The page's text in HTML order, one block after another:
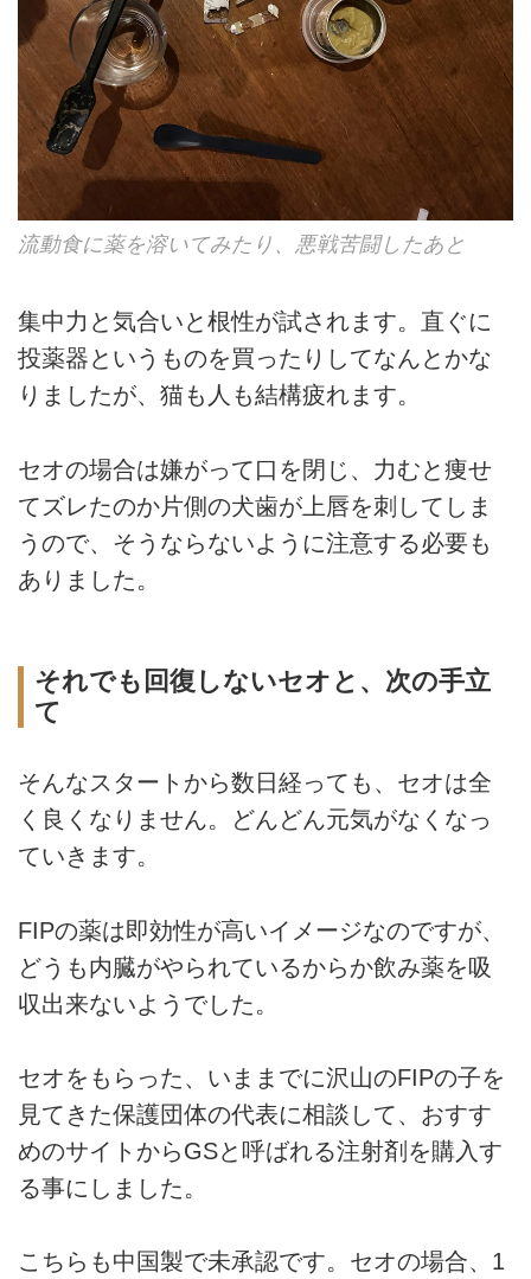
流動食に薬を溶いてみたり、悪戦苦闘したあと
集中力と気合いと根性が試されます。直ぐに
投薬器というものを買ったりしてなんとかな
りましたが、猫も人も結構疲れます。
セオの場合は嫌がって口を閉じ、力むと痩せ
てズレたのか片側の犬歯が上唇を刺してしま
うので、そうならないように注意する必要も
ありました。
それでも回復しないセオと、次の手立
て
そんなスタートから数日経っても、セオは全
く良くなりません。どんどん元気がなくなっ
ていきます。
FIPの薬は即効性が高いイメージなのですが、
どうも内臓がやられているからか飲み薬を吸
収出来ないようでした。
セオをもらった、いままでに沢山のFIPの子を
見てきた保護団体の代表に相談して、おすす
めのサイトからGSと呼ばれる注射剤を購入す
る事にしました。
こちらも中国製で未承認です。セオの場合、1